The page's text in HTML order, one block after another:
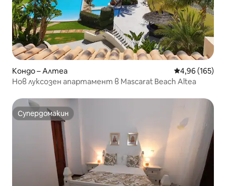
Кондо – Алтеа Средна
4,96 (165)
Нов луксозен апартамент в Mascarat Beach Altea
Супердомакин
Супердомакин